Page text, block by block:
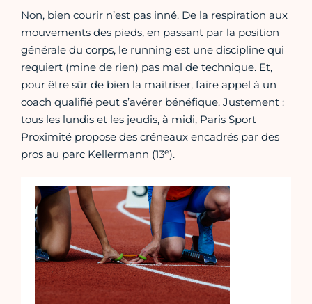
Non, bien courir n’est pas inné. De la respiration aux
mouvements des pieds, en passant par la position
générale du corps, le running est une discipline qui
requiert (mine de rien) pas mal de technique. Et,
pour être sûr de bien la maîtriser, faire appel à un
coach qualifié peut s’avérer bénéfique. Justement :
tous les lundis et les jeudis, à midi, Paris Sport
Proximité propose des créneaux encadrés par des
pros au parc Kellermann (13e).